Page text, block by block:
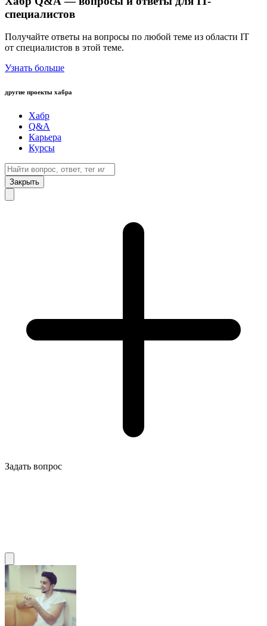
специалистов
Получайте ответы на вопросы по любой теме из области IT
от специалистов в этой теме.
Узнать больше
другие проекты хабра
Хабр
Q&A
Карьера
Курсы
Закрыть
Задать вопрос